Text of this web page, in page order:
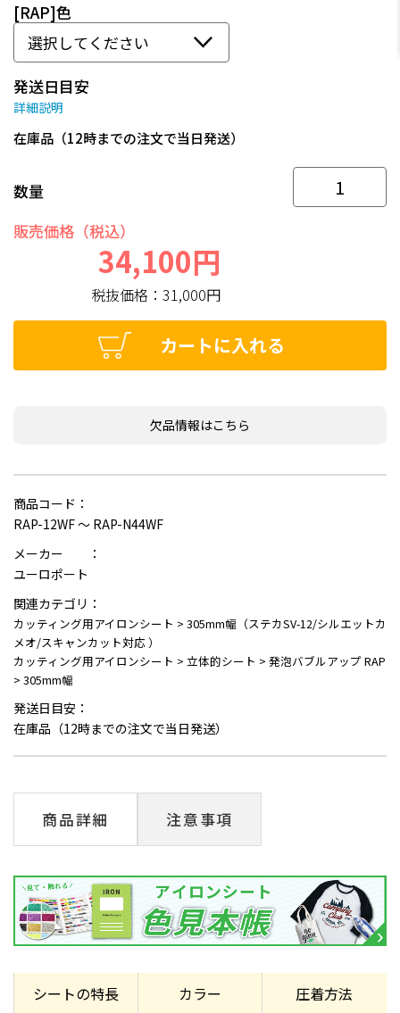
[RAP]色
発送日目安
詳細説明
在庫品（12時までの注文で当日発送）
数量
販売価格（税込）
34,100円
税抜価格：31,000円
カートに入れる
欠品情報はこちら
商品コード：
RAP-12WF ～ RAP-N44WF
メーカー ：
ユーロポート
関連カテゴリ：
カッティング用アイロンシート > 305mm幅（ステカSV-12/シルエットカ
メオ/スキャンカット対応 ）
カッティング用アイロンシート > 立体的シート > 発泡バブルアップ RAP
> 305mm幅
発送日目安：
在庫品（12時までの注文で当日発送）
商品詳細 注意事項
シートの特長 カラー 圧着方法